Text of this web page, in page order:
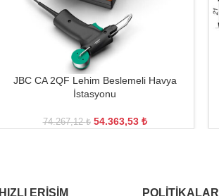
JBC CA 2QF Lehim Beslemeli Havya
İstasyonu
74.267,12₺ 54.363,53 ₺
HIZLI ERIŞIM POLITIKALAR